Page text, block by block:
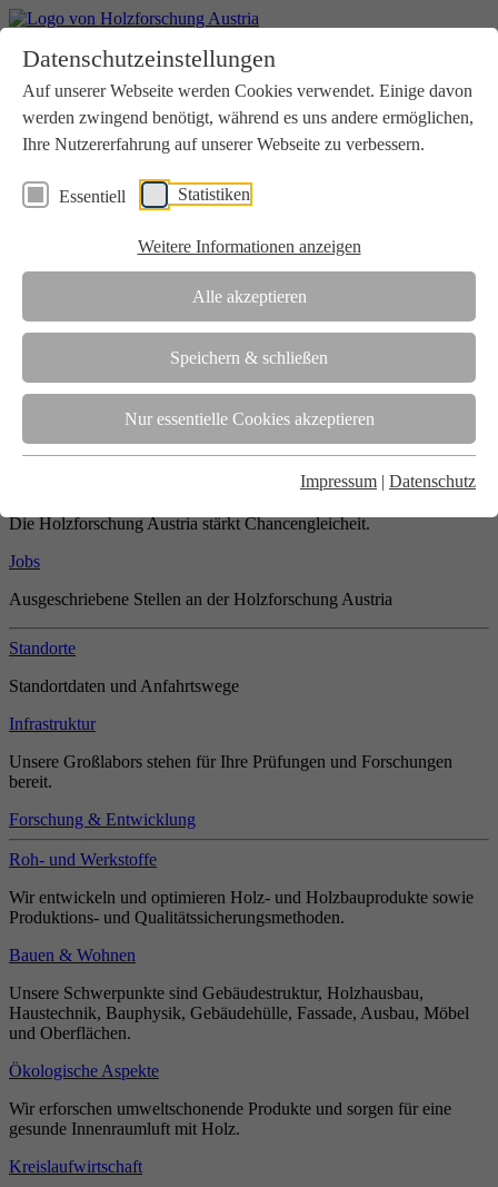
Datenschutzeinstellungen
Auf unserer Webseite werden Cookies verwendet. Einige davon
werden zwingend benötigt, während es uns andere ermöglichen,
Ihre Nutzererfahrung auf unserer Webseite zu verbessern.
Essentiell Statistiken
Weitere Informationen anzeigen
Alle akzeptieren
Speichern & schließen
Nur essentielle Cookies akzeptieren
Impressum | Datenschutz
Aktuelles
Downloads
Kontakt
Login
Verein
Wir unterstützen die Interessen der Holzbranche in enger
Zusammenarbeit mit Wissenschaft und Wirtschaft.
Die Holzforschung Austria ist akkreditierte Prüf-, Inspektions- und
Team
Unsere gesamte Kompetenz ist in unseren Mitarbeiter:innen
gebündelt
Die Holzforschung Austria stärkt Chancengleicheit.
Jobs
Ausgeschriebene Stellen an der Holzforschung Austria
Standorte
Standortdaten und Anfahrtswege
Infrastruktur
Unsere Großlabors stehen für Ihre Prüfungen und Forschungen
bereit.
Forschung & Entwicklung
Roh- und Werkstoffe
Wir entwickeln und optimieren Holz- und Holzbauprodukte sowie
Produktions- und Qualitätssicherungsmethoden.
Bauen & Wohnen
Unsere Schwerpunkte sind Gebäudestruktur, Holzhausbau,
Haustechnik, Bauphysik, Gebäudehülle, Fassade, Ausbau, Möbel
und Oberflächen.
Ökologische Aspekte
Wir erforschen umweltschonende Produkte und sorgen für eine
gesunde Innenraumluft mit Holz.
Kreislaufwirtschaft